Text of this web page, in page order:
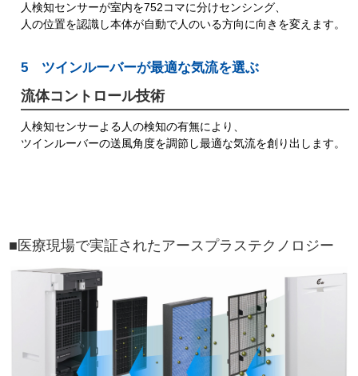
人検知センサーが室内を752コマに分けセンシング、
人の位置を認識し本体が自動で人のいる方向に向きを変えます。
5 ツインルーバーが最適な気流を選ぶ
流体コントロール技術
人検知センサーよる人の検知の有無により、
ツインルーバーの送風角度を調節し最適な気流を創り出します。
■医療現場で実証されたアースプラステクノロジー